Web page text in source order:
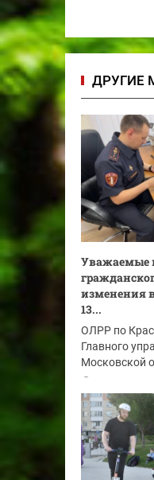
ДРУГИЕ
Уважаемые
изменения
13...
ОЛРР по
Главного
Московской
июля 2026